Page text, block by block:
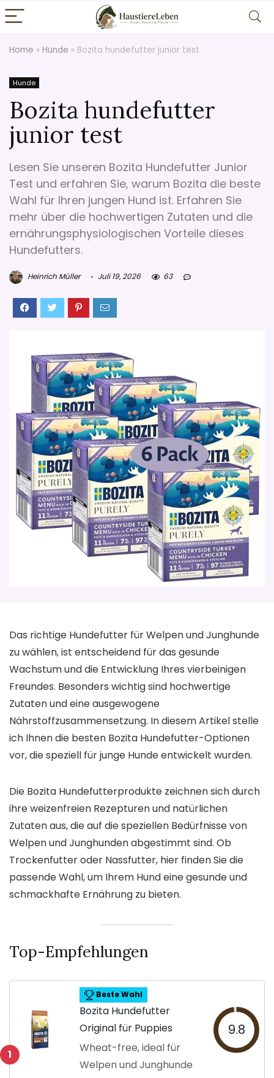
Home » Hunde » Bozita hundefutter junior test
Hunde
Bozita hundefutter
junior test
Lesen Sie unseren Bozita Hundefutter Junior
Test und erfahren Sie, warum Bozita die beste
Wahl für Ihren jungen Hund ist. Erfahren Sie
mehr über die hochwertigen Zutaten und die
ernährungsphysiologischen Vorteile dieses
Hundefutters.
Heinrich Müller Juli 19, 2026 63
Das richtige Hundefutter für Welpen und Junghunde
zu wählen, ist entscheidend für das gesunde
Wachstum und die Entwicklung Ihres vierbeinigen
Freundes. Besonders wichtig sind hochwertige
Zutaten und eine ausgewogene
Nährstoffzusammensetzung. In diesem Artikel stelle
ich Ihnen die besten Bozita Hundefutter-Optionen
vor, die speziell für junge Hunde entwickelt wurden.
Die Bozita Hundefutterprodukte zeichnen sich durch
ihre weizenfreien Rezepturen und natürlichen
Zutaten aus, die auf die speziellen Bedürfnisse von
Welpen und Junghunden abgestimmt sind. Ob
Trockenfutter oder Nassfutter, hier finden Sie die
passende Wahl, um Ihrem Hund eine gesunde und
schmackhafte Ernährung zu bieten.
Top-Empfehlungen
1
Beste Wahl
Bozita Hundefutter
Original für Puppies
Wheat-free, ideal für
Welpen und Junghunde
9.8